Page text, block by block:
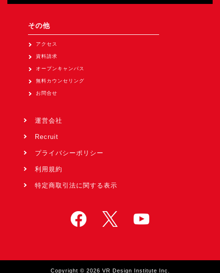
その他
アクセス
資料請求
オープンキャンパス
無料カウンセリング
お問合せ
運営会社
Recruit
プライバシーポリシー
利用規約
特定商取引法に関する表示
Copyright © 2026 VR Design Institute Inc.